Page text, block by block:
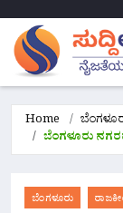
Home
ಬೆಂಗಳೂರು
ಬೆಂಗಳೂರು